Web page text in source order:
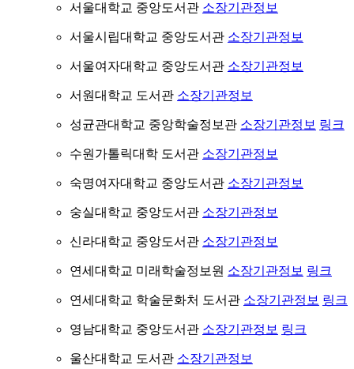
서울대학교 중앙도서관 소장기관정보
서울시립대학교 중앙도서관 소장기관정보
서울여자대학교 중앙도서관 소장기관정보
서원대학교 도서관 소장기관정보
성균관대학교 중앙학술정보관 소장기관정보 링크
수원가톨릭대학 도서관 소장기관정보
숙명여자대학교 중앙도서관 소장기관정보
숭실대학교 중앙도서관 소장기관정보
신라대학교 중앙도서관 소장기관정보
연세대학교 미래학술정보원 소장기관정보 링크
연세대학교 학술문화처 도서관 소장기관정보 링크
영남대학교 중앙도서관 소장기관정보 링크
울산대학교 도서관 소장기관정보